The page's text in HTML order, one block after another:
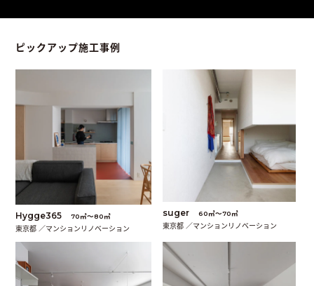
ピックアップ施工事例
Hygge365 70㎡〜80㎡
東京都 ／マンションリノベーション
suger 60㎡〜70㎡
東京都 ／マンションリノベーション